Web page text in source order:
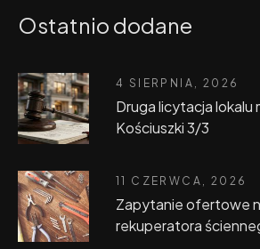
Ostatnio dodane
4 SIERPNIA, 2026
Druga licytacja lokalu
Kościuszki 3/3
11 CZERWCA, 2026
Zapytanie ofertowe
rekuperatora